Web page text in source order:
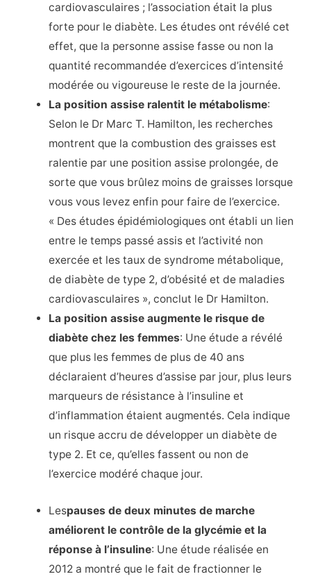
cardiovasculaires ; l’association était la plus
forte pour le diabète. Les études ont révélé cet
effet, que la personne assise fasse ou non la
quantité recommandée d’exercices d’intensité
modérée ou vigoureuse le reste de la journée.
La position assise ralentit le métabolisme:
Selon le Dr Marc T. Hamilton, les recherches
montrent que la combustion des graisses est
ralentie par une position assise prolongée, de
sorte que vous brûlez moins de graisses lorsque
vous vous levez enfin pour faire de l’exercice.
« Des études épidémiologiques ont établi un lien
entre le temps passé assis et l’activité non
exercée et les taux de syndrome métabolique,
de diabète de type 2, d’obésité et de maladies
cardiovasculaires », conclut le Dr Hamilton.
La position assise augmente le risque de
diabète chez les femmes: Une étude a révélé
que plus les femmes de plus de 40 ans
déclaraient d’heures d’assise par jour, plus leurs
marqueurs de résistance à l’insuline et
d’inflammation étaient augmentés. Cela indique
un risque accru de développer un diabète de
type 2. Et ce, qu’elles fassent ou non de
l’exercice modéré chaque jour.
Lespauses de deux minutes de marche
améliorent le contrôle de la glycémie et la
réponse à l’insuline: Une étude réalisée en
2012 a montré que le fait de fractionner le